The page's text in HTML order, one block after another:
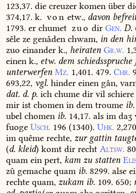
123,37. die creuzer komen über
374,17. k. von etw., davon
1793. er chumet zuo dir Gen. D.
sêle ze genâden chwam, in den
zuo einander k., heiraten Gr.w.
einen k., etw. dem schiedsspruche
unterwerfen Mz. 1,401. 479. Chr.
693,22, vgl. hinder einen gân,
dat. d. p. ich chume dir vil schiere
mir ist chomen in dem troume ib.
ubel chomen ib. 14,17. als im daʒ
fuoge Usch. 196 (1340). Uhk.
im quême rechte, zurgattin
(d. kleid) komt dir recht Altsw.
quam ein pert, kam zu statten
zû gemache quam ib. 8299. alse
rechte quam, zukam ib. 109. 650;